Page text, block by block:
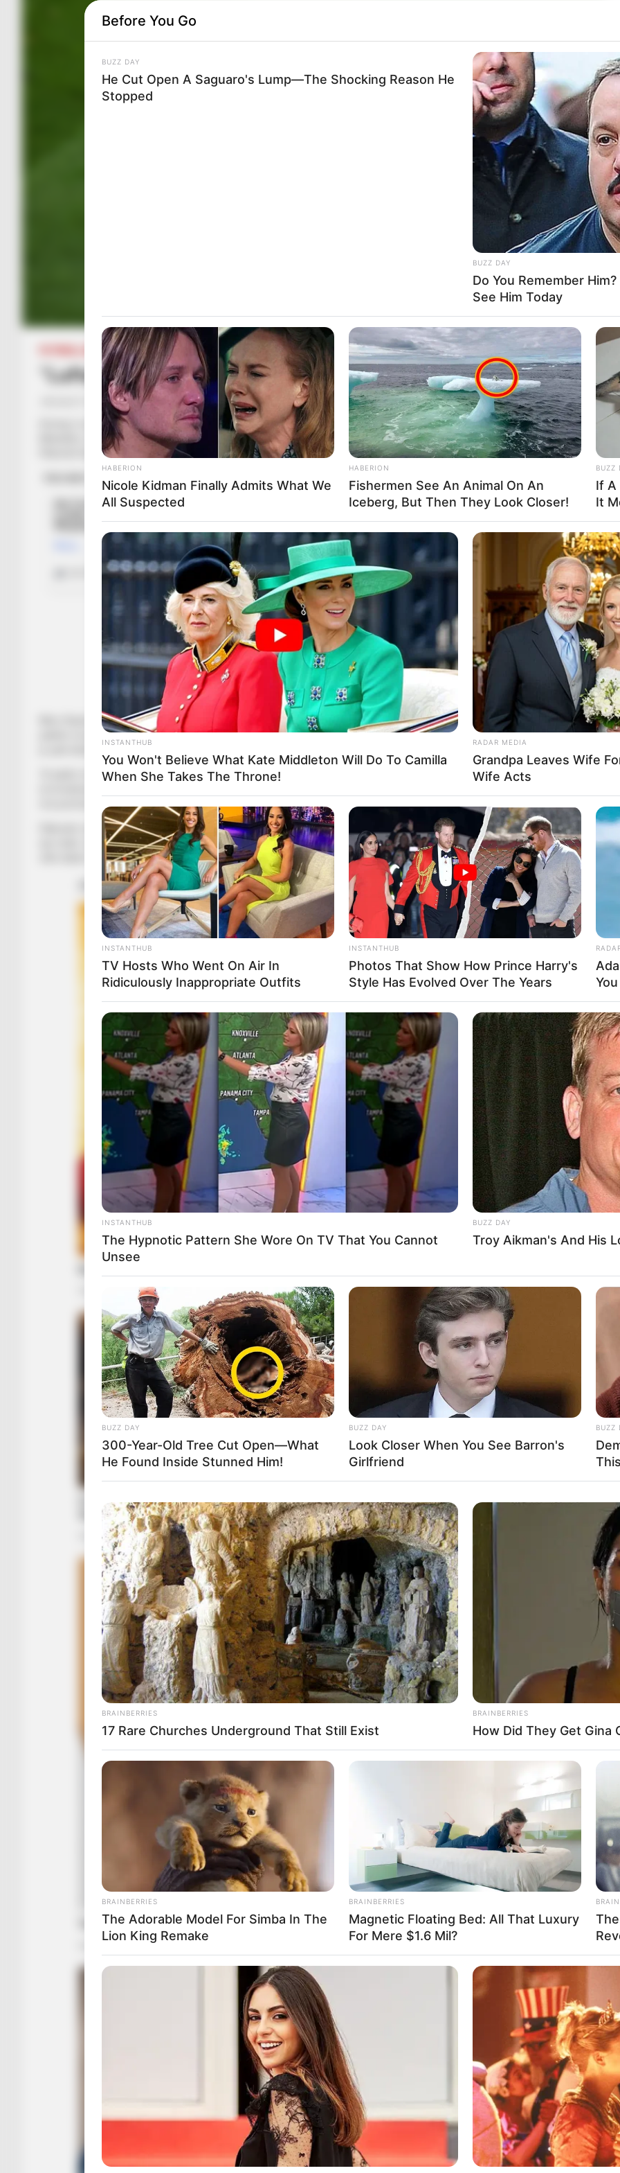
FUTBOLL BOTA ITALI/SPANJË/ANGLI/GJERMANI SERIE A
“Lufta” për Lozanon, klubi italian duket se i gjen “telat” PSV-së
January 5, 2019 Sport Ekspres
Hirving Lozano është një ndër lojtarët më të kërkuar në merkato. Meksikani, i cili mahniti në Botëror me fanellën e
Meksikës, është lidhur me shumë ekipe të mëdha, ku veçohen Barcelona, Bajern, apo dhe Arsenal, Milan e Napoli.
Pikërisht këta të fundit, duket se janë më afër anësorit.
Mino Raiola, menaxheri i Lozanos, ka folur për mediat dhe ka deklaruar se klienti i tij nuk do të largohet nga Holanda, të
paktën në janar, ndërsa në fund të sezonit do të rishikohen ofertat. Gjithsesi, Napoli duket se ka gjetur ofertën që tundon
Të kaltrit ofrojnë 25 milionë euro, plus një nga Amin Junes ose Adan Unas në huazim. Junes njihet për eksperiencën e tij
Fillimisht, drejtuesit holandezë kanë kërkuar rritje të ofertës, teksa kërkojnë të paktën 35 milionë euro, ose opsionin që
një midis Junes ose Unas të bëhet përfundimisht lojtar i PSV-së. Tashmë, mbetet për t’u parë lëvizja e napolitanëve, të
cilët duken shumë pranë talentit meksikan, që do të ishte një goditje e bujshme.
Before You Go
BUZZ DAY
He Cut Open A Saguaro's Lump—The Shocking Reason He
Stopped
BUZZ DAY
Do You Remember
See Him Today
HABERION
Nicole Kidman Finally Admits What We
All Suspected
HABERION
Fishermen See An Animal On An
Iceberg, But Then They Look Closer!
BUZZ
If A
It
INSTANTHUB
You Won't Believe What Kate Middleton Will Do To Camilla
When She Takes The Throne!
RADAR MEDIA
Grandpa Leaves Wife
Wife Acts
INSTANTHUB
TV Hosts Who Went On Air In
Ridiculously Inappropriate Outfits
INSTANTHUB
Photos That Show How Prince Harry's
Style Has Evolved Over The Years
INSTANTHUB
The Hypnotic Pattern She Wore On TV That You Cannot
Unsee
BUZZ DAY
Troy Aikman's And His
BUZZ DAY
300-Year-Old Tree Cut Open—What
He Found Inside Stunned Him!
BUZZ DAY
Look Closer When You See Barron's
Girlfriend
BUZZ
BRAINBERRIES
17 Rare Churches Underground That Still Exist
BRAINBERRIES
How Did They Get Gina
BRAINBERRIES
The Adorable Model For Simba In The
Lion King Remake
BRAINBERRIES
Magnetic Floating Bed: All That Luxury
For Mere $1.6 Mil?